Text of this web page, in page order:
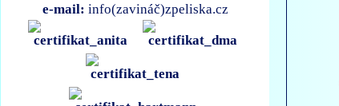
e-mail: info(zavináč)zpeliska.cz